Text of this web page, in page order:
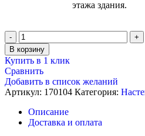
этажа здания.
Количество
товара
Кондиционер
настенный,
Aurus
AAI-
10HN8/BLUE
В корзину
Купить в 1 клик
Сравнить
Добавить в список желаний
Артикул: 170104 Категория:
Описание
Доставка и оплата